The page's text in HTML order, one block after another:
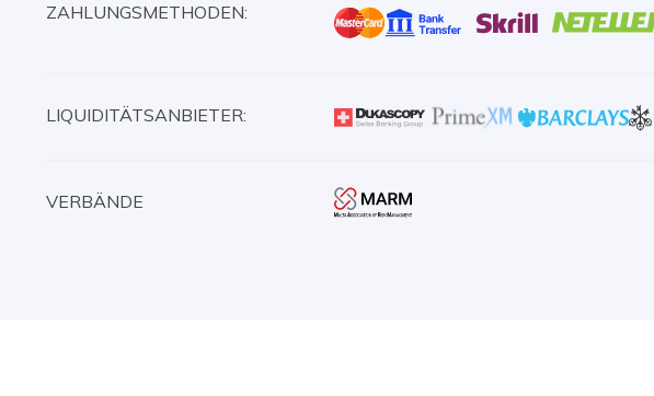
ZAHLUNGSMETHODEN:
LIQUIDITÄTSANBIETER:
VERBÄNDE